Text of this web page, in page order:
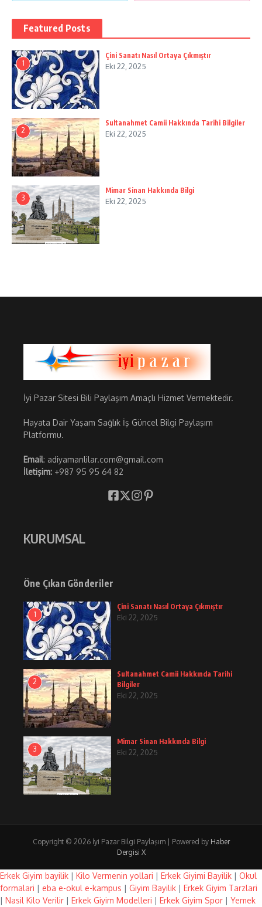
Featured Posts
1
Çini Sanatı Nasıl Ortaya Çıkmıştır
Eki 22, 2025
2
Sultanahmet Camii Hakkında Tarihi Bilgiler
Eki 22, 2025
3
Mimar Sinan Hakkında Bilgi
Eki 22, 2025
İyi Pazar Sitesi Bili Paylaşım Amaçlı Hizmet Vermektedir.
Hayata Dair Yaşam Sağlık İş Güncel Bilgi Paylaşım
Platformu.
Email: adiyamanlilar.com@gmail.com
İletişim: +987 95 95 64 82
KURUMSAL
Öne Çıkan Gönderiler
1
Çini Sanatı Nasıl Ortaya Çıkmıştır
Eki 22, 2025
2
Sultanahmet Camii Hakkında Tarihi
Bilgiler
Eki 22, 2025
3
Mimar Sinan Hakkında Bilgi
Eki 22, 2025
Copyright © 2026 İyi Pazar Bilgi Paylaşım | Powered by Haber
Dergisi X
Erkek Giyim bayilik | Kilo Vermenin yollari | Erkek Giyimi Bayilik | Okul
formalari | eba e-okul e-kampus | Giyim Bayilik | Erkek Giyim Tarzlari
| Nasil Kilo Verilir | Erkek Giyim Modelleri | Erkek Giyim Spor | Yemek